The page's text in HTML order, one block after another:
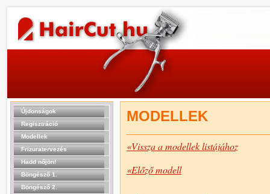
Újdonságok
Regisztráció
Modellek
Frizuratervezés
Hadd nőjön!
Böngésző 1.
Böngésző 2.
MODELLEK
«Vissza a modellek listájához
«Előző modell